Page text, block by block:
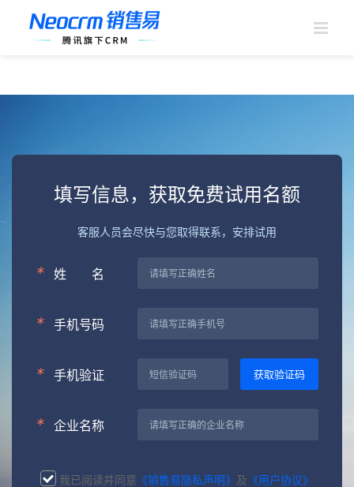
填写信息，获取免费试用名额
客服人员会尽快与您取得联系，安排试用
* 姓 名
* 手机号码
* 手机验证
* 企业名称
我已阅读并同意 《销售易隐私声明》 及 《用户协议》